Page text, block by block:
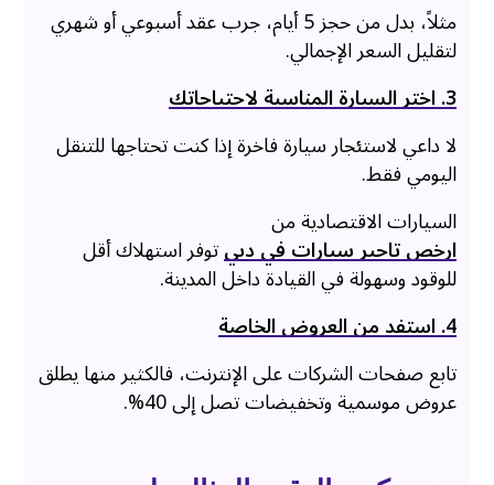
مثلاً، بدل من حجز 5 أيام، جرب عقد أسبوعي أو شهري
لتقليل السعر الإجمالي.
3. اختر السيارة المناسبة لاحتياجاتك
لا داعي لاستئجار سيارة فاخرة إذا كنت تحتاجها للتنقل
اليومي فقط.
السيارات الاقتصادية من
ارخص تاجير سيارات في دبيتوفر استهلاك أقل
للوقود وسهولة في القيادة داخل المدينة.
4. استفد من العروض الخاصة
تابع صفحات الشركات على الإنترنت، فالكثير منها يطلق
عروض موسمية وتخفيضات تصل إلى 40%.